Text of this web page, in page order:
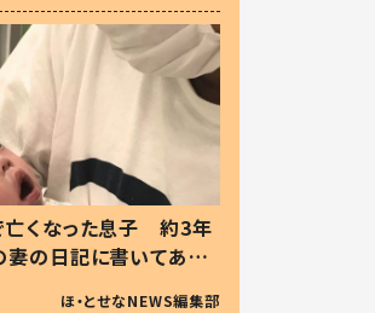
亡くなった息子 約3年
妻の日記に書いてあっ
ほ・とせなNEWS編集部